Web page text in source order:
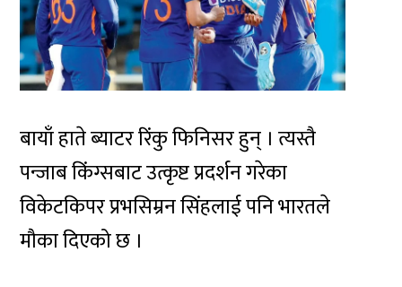
बायाँ हाते ब्याटर रिंकु फिनिसर हुन् । त्यस्तै
पन्जाब किंग्सबाट उत्कृष्ट प्रदर्शन गरेका
विकेटकिपर प्रभसिम्रन सिंहलाई पनि भारतले
मौका दिएको छ ।